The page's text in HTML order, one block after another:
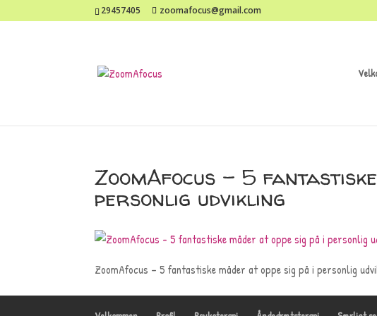
29457405 zoomafocus@gmail.com
ZoomAfocus – 5
personlig udvikling
ZoomAfocus – 5 fantastiske måder at oppe sig på i personlig